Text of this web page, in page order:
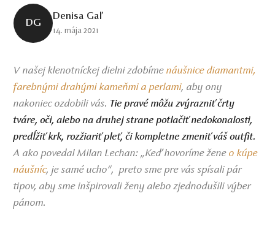
DG
Denisa Gaľ
14. mája 2021
V našej klenotníckej dielni zdobíme náušnice diamantmi,
farebnými drahými kameňmi a perlami,aby ony
nakoniec ozdobili vás. Tie pravé môžu zvýrazniť črty
tváre, oči, alebo na druhej strane potlačiť nedokonalosti,
predĺžiť krk, rozžiariť pleť, či kompletne zmeniť váš outfit.
A ako povedal Milan Lechan: „Keď hovoríme žene o kúpe
náušníc,je samé ucho“,preto sme pre vás spísali pár
tipov, aby sme inšpirovali ženy alebo zjednodušili výber
pánom.